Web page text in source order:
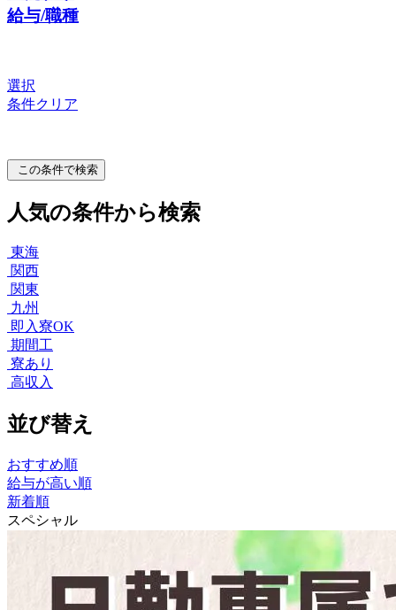
給与/職種
選択
条件クリア
この条件で検索
人気の条件から検索
東海
関西
関東
九州
即入寮OK
期間工
寮あり
高収入
並び替え
おすすめ順
給与が高い順
新着順
スペシャル